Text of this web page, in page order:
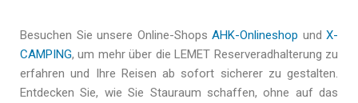
Besuchen Sie unsere Online-Shops AHK-Onlineshop und X-
CAMPING, um mehr über die LEMET Reserveradhalterung zu
erfahren und Ihre Reisen ab sofort sicherer zu gestalten.
Entdecken Sie, wie Sie Stauraum schaffen, ohne auf das